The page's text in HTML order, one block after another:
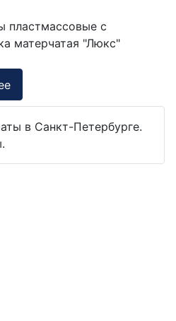
пластмассовые с
матерчатая "Люкс"
в Санкт-Петербурге.